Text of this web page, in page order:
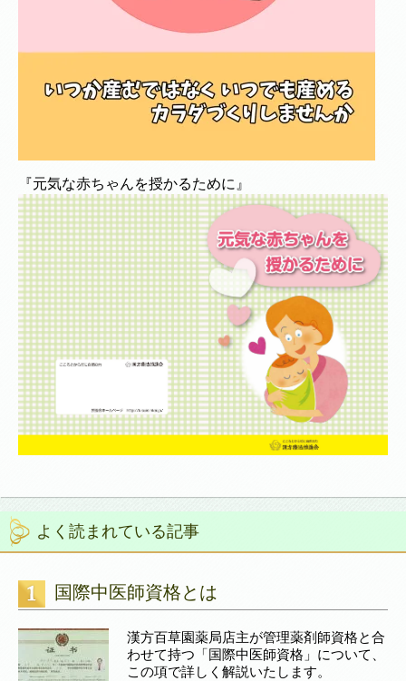
『元気な赤ちゃんを授かるために』
よく読まれている記事
国際中医師資格とは
漢方百草園薬局店主が管理薬剤師資格と合
わせて持つ「国際中医師資格」について、
この項で詳しく解説いたします。